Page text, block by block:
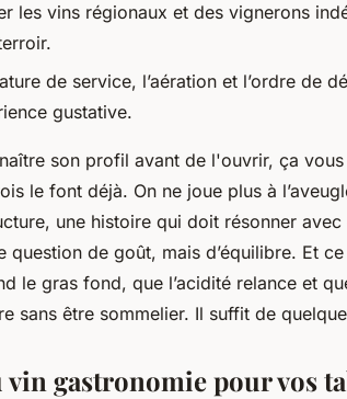
les vins régionaux et des vignerons
de service, l’aération et l’ordre de
gustative.
son profil avant de l'ouvrir, ça
le font déjà. On ne joue plus à
une histoire qui doit résonner avec
question de goût, mais d’équilibre. Et
le gras fond, que l’acidité relance et
sans être sommelier. Il suffit de
gastronomie pour vos